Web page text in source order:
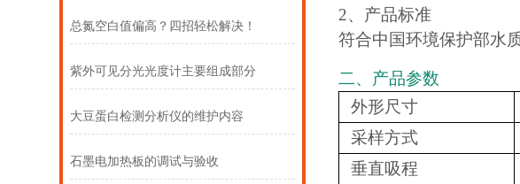
总氮空白值偏高？四招轻松解决！
紫外可见分光光度计主要组成部分
大豆蛋白检测分析仪的维护内容
石墨电加热板的调试与验收
2、产品标准
符合中国环境保护部水
二、产品参数
外形尺寸
采样方式
垂直吸程